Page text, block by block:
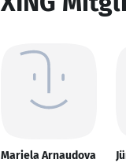
Mariela Arnaudova